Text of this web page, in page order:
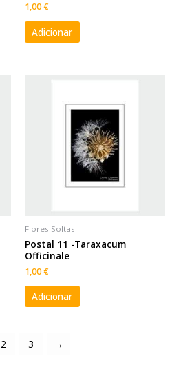
1,00€
Adicionar
Flores Soltas
Postal 11 -Taraxacum
Officinale
1,00€
Adicionar
2 3 →